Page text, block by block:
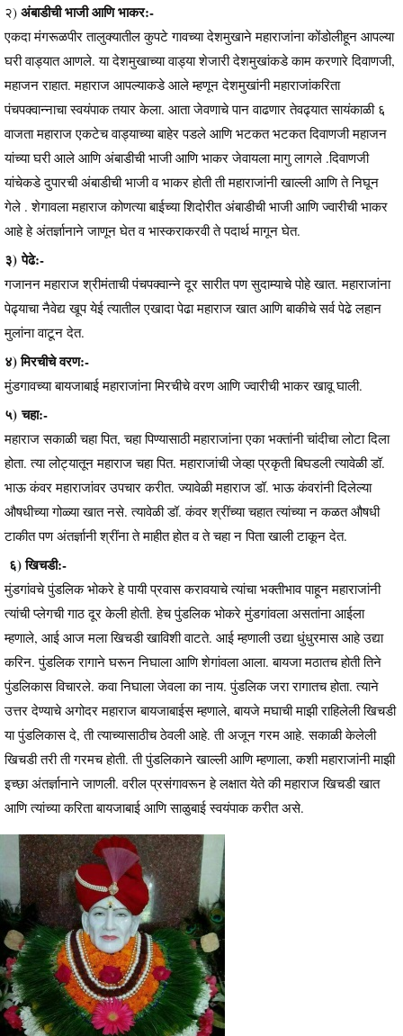
२) अंबाडीची भाजी आणि भाकर:-
एकदा मंगरूळपीर तालुक्यातील कुपटे गावच्या देशमुखाने महाराजांना कोंडोलीहून आपल्या
घरी वाड्यात आणले. या देशमुखाच्या वाड्या शेजारी देशमुखांकडे काम करणारे दिवाणजी,
महाजन राहात. महाराज आपल्याकडे आले म्हणून देशमुखांनी महाराजांकरिता
पंचपक्वान्नाचा स्वयंपाक तयार केला. आता जेवणाचे पान वाढणार तेवढ्यात सायंकाळी ६
वाजता महाराज एकटेच वाड्याच्या बाहेर पडले आणि भटकत भटकत दिवाणजी महाजन
यांच्या घरी आले आणि अंबाडीची भाजी आणि भाकर जेवायला मागु लागले .दिवाणजी
यांचेकडे दुपारची अंबाडीची भाजी व भाकर होती ती महाराजांनी खाल्ली आणि ते निघून
गेले . शेगावला महाराज कोणत्या बाईच्या शिदोरीत अंबाडीची भाजी आणि ज्वारीची भाकर
आहे हे अंतर्ज्ञानाने जाणून घेत व भास्कराकरवी ते पदार्थ मागून घेत.
३) पेढे:-
गजानन महाराज श्रीमंताची पंचपक्वान्ने दूर सारीत पण सुदाम्याचे पोहे खात. महाराजांना
पेढ्याचा नैवेद्य खूप येई त्यातील एखादा पेढा महाराज खात आणि बाकीचे सर्व पेढे लहान
मुलांना वाटून देत.
४) मिरचीचे वरण:-
मुंडगावच्या बायजाबाई महाराजांना मिरचीचे वरण आणि ज्वारीची भाकर खावू घाली.
५) चहा:-
महाराज सकाळी चहा पित, चहा पिण्यासाठी महाराजांना एका भक्तांनी चांदीचा लोटा दिला
होता. त्या लोट्यातून महाराज चहा पित. महाराजांची जेव्हा प्रकृती बिघडली त्यावेळी डॉ.
भाऊ कंवर महाराजांवर उपचार करीत. ज्यावेळी महाराज डॉ. भाऊ कंवरांनी दिलेल्या
औषधीच्या गोळ्या खात नसे. त्यावेळी डॉ. कंवर श्रींच्या चहात त्यांच्या न कळत औषधी
टाकीत पण अंतर्ज्ञानी श्रींना ते माहीत होत व ते चहा न पिता खाली टाकून देत.
६) खिचडी:-
मुंडगांवचे पुंडलिक भोकरे हे पायी प्रवास करावयाचे त्यांचा भक्तीभाव पाहून महाराजांनी
त्यांची प्लेगची गाठ दूर केली होती. हेच पुंडलिक भोकरे मुंडगांवला असतांना आईला
म्हणाले, आई आज मला खिचडी खाविशी वाटते. आई म्हणाली उद्या धुंधुरमास आहे उद्या
करिन. पुंडलिक रागाने घरून निघाला आणि शेगांवला आला. बायजा मठातच होती तिने
पुंडलिकास विचारले. कवा निघाला जेवला का नाय. पुंडलिक जरा रागातच होता. त्याने
उत्तर देण्याचे अगोदर महाराज बायजाबाईस म्हणाले, बायजे मघाची माझी राहिलेली खिचडी
या पुंडलिकास दे, ती त्याच्यासाठीच ठेवली आहे. ती अजून गरम आहे. सकाळी केलेली
खिचडी तरी ती गरमच होती. ती पुंडलिकाने खाल्ली आणि म्हणाला, कशी महाराजांनी माझी
इच्छा अंतर्ज्ञानाने जाणली. वरील प्रसंगावरून हे लक्षात येते की महाराज खिचडी खात
आणि त्यांच्या करिता बायजाबाई आणि साळुबाई स्वयंपाक करीत असे.